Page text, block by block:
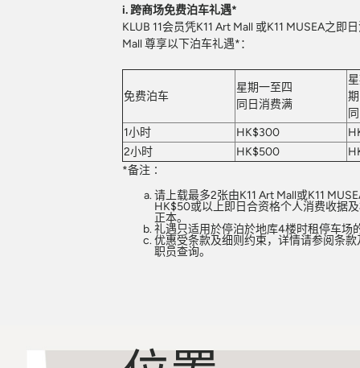
i. 跨商场免费泊车礼遇*
KLUB 11会员凭K11 Art Mall 或K11 MUSEA之即
Mall 尊享以下泊车礼遇*：
免费泊车
星期一至四
同日消费满
期
1小时 HK$300
2小时 HK$500
*备注∶
请上载最多2张由K11 Art Mall或K11
HK$50或以上即日合资格个人消费收据
正本。
礼遇只适用於停泊於地库4楼时租停车场
优惠受条款及细则约束，详情请参阅条款
职员查询。